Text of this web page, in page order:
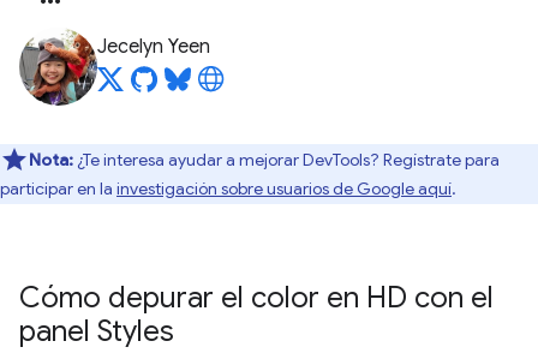
Jecelyn Yeen
Nota: ¿Te interesa ayudar a mejorar DevTools? Regístrate para
participar en la investigación sobre usuarios de Google aquí.
Cómo depurar el color en HD con el
panel Styles